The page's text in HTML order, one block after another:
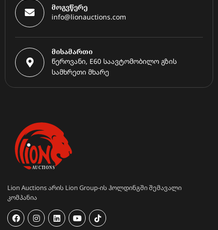
მოგვწერე
info@lionauctions.com
მისამართი
წეროვანი, E60 საავტომობილო გზის
სამხრეთი მხარე
Lion Auctions არის Lion Group-ის ჰოლდინგში შემავალი
კომპანია